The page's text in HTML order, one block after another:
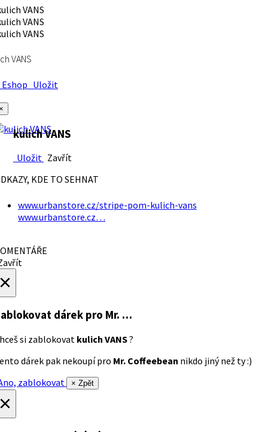
VANS
Uložit
kulich VANS
Uložit Zavřít
KDE TO SEHNAT
www.urbanstore.cz/stripe-pom-kulich-vans
www.urbanstore.cz…
dárek pro Mr. …
si zablokovat kulich VANS?
dárek pak nekoupí pro Mr. Coffeebean nikdo jiný než ty :)
zablokovat
× Zpět